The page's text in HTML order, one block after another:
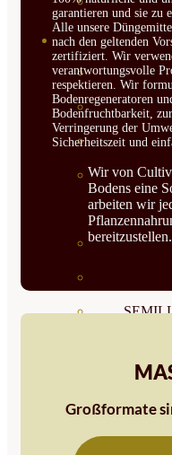
SEMILLAS
VER
HOJA
garantieren und sie zu
Alle unsere
nach den geltenden
zertifiziert. Wir
verantwortungsvolle
respektieren. Wir
Bodenregeneratoren
Bodenfruchtbarkeit,
Verringerung der
Sicherheitszeit und
Wir von
Bodens eine
arbeiten wir
bereitzustellen.
Großformate